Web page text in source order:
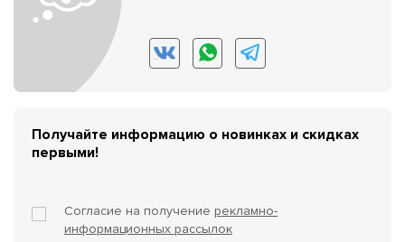
Получайте информацию о новинках и скидках
первыми!
Согласие на получение рекламно-
информационных рассылок